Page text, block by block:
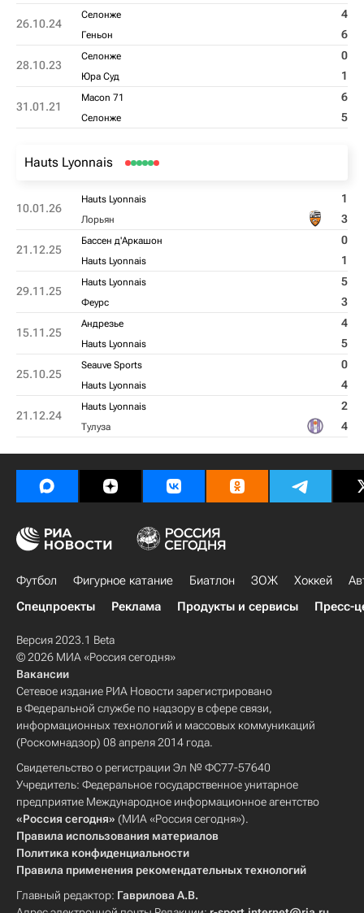
26.10.24
Селонже 4
Геньон 6
28.10.23
Селонже 0
Юра Суд 1
31.01.21
Macon 71 6
Селонже 5
Hauts Lyonnais
10.01.26
Hauts Lyonnais 1
Лорьян 3
21.12.25
Бассен д'Аркашон 0
Hauts Lyonnais 1
29.11.25
Hauts Lyonnais 5
Феурс 3
15.11.25
Андрезье 4
Hauts Lyonnais 5
25.10.25
Seauve Sports 0
Hauts Lyonnais 4
21.12.24
Hauts Lyonnais 2
Тулуза 4
Футбол Фигурное катание Биатлон ЗОЖ Хоккей
Спецпроекты
Реклама Продукты и сервисы Пресс-
Версия 2023.1 Beta
© 2026 МИА «Россия сегодня»
Вакансии
Сетевое издание РИА Новости зарегистрировано
в Федеральной службе по надзору в сфере связи,
информационных технологий и массовых коммуникаций
(Роскомнадзор) 08 апреля 2014 года.
Свидетельство о регистрации Эл № ФС77-57640
Учредитель: Федеральное государственное унитарное
предприятие Международное информационное агентство
«Россия сегодня» (МИА «Россия сегодня»).
Правила использования материалов
Политика конфиденциальности
Правила применения рекомендательных технологий
Главный редактор: Гаврилова А.В.